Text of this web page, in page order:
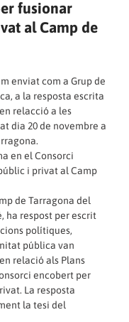
fusionar
al Camp de
enviat com a Grup de
a la resposta escrita
relacció a les
dia 20 de novembre a
en el Consorci
i privat al Camp
de Tarragona del
ha respost per escrit
polítiques,
pública van
relació als Plans
encobert per
La resposta
la tesi del